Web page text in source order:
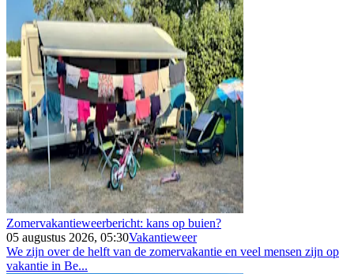
Zomervakantieweerbericht: kans op buien?
05 augustus 2026, 05:30Vakantieweer
We zijn over de helft van de zomervakantie en veel mensen zijn op
vakantie in Be...